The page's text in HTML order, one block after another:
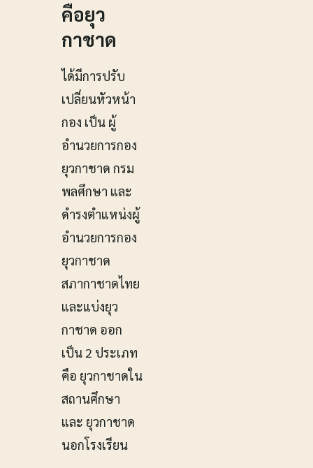
คือยุว
กาชาด
ได้มีการปรับ
เปลี่ยนหัวหน้า
กอง เป็น ผู้
อำนวยการกอง
ยุวกาชาด กรม
พลศึกษา และ
ดำรงตำแหน่งผู้
อำนวยการกอง
ยุวกาชาด
สภากาชาดไทย
และแบ่งยุว
กาชาด ออก
เป็น 2 ประเภท
คือ ยุวกาชาดใน
สถานศึกษา
และ ยุวกาชาด
นอกโรงเรียน